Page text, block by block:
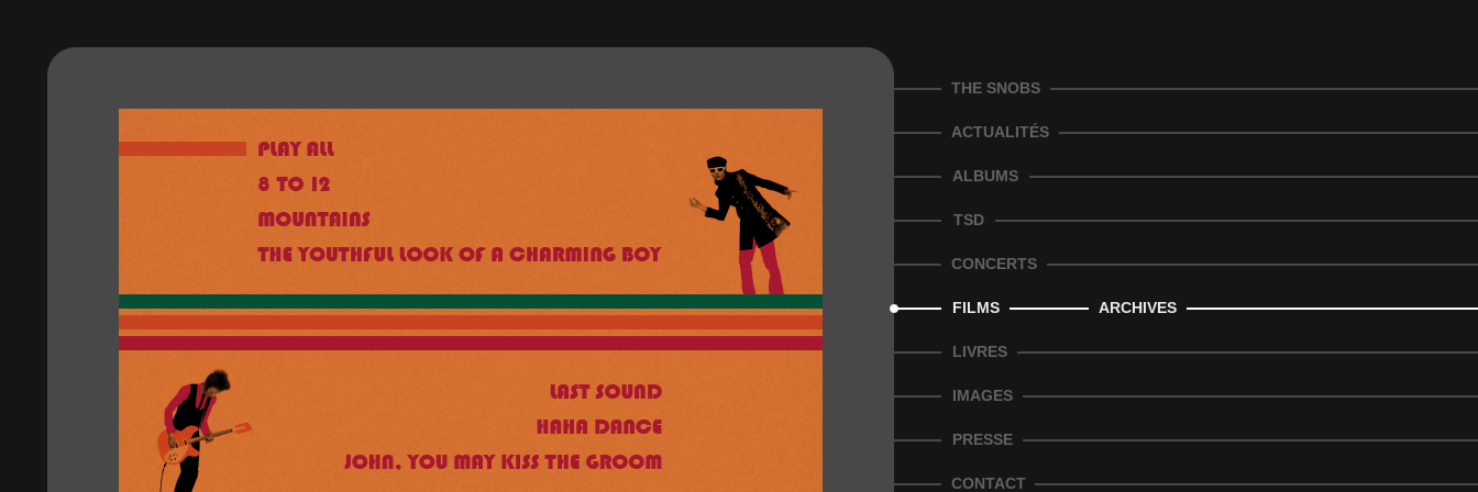
THE SNOBS
ACTUALITÉS
ALBUMS
TSD
CONCERTS
FILMS ARCHIVES
LIVRES
IMAGES
PRESSE
CONTACT